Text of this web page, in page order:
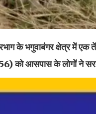
के भगुवाबंगर क्षेत्र में
को आसपास के लोगों ने